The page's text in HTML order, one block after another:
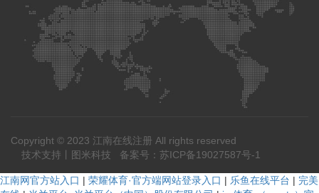
Copyright © 2023 江南在线注册 All rights reserved
技术支持丨
图米科技 备案号： 苏ICP备19027587号-1
江南网官方站入口 | 荣耀体育·官方端网站登录入口 | 乐鱼在线平台 | 完美